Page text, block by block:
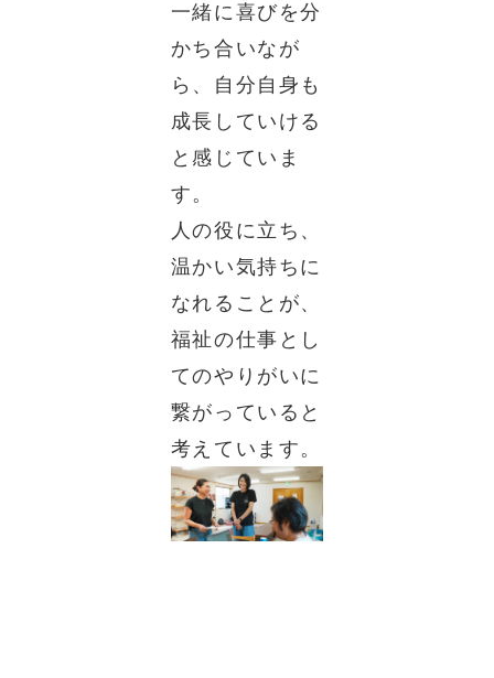
一緒に喜びを分
かち合いなが
ら、自分自身も
成長していける
と感じていま
す。
人の役に立ち、
温かい気持ちに
なれることが、
福祉の仕事とし
てのやりがいに
繋がっていると
考えています。